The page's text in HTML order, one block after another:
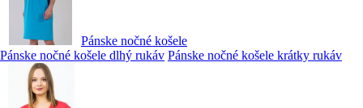
Pánske nočné košele
Pánske nočné košele dlhý rukáv Pánske nočné košele krátky rukáv